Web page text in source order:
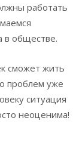
работать
в обществе.
сможет жить
проблем уже
ситуация
неоценима!